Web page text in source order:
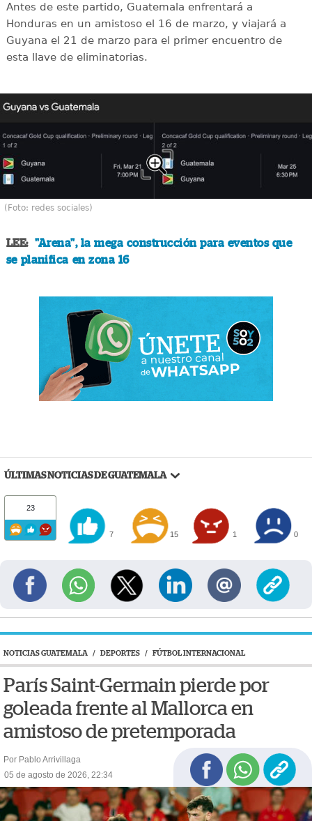
Antes de este partido, Guatemala enfrentará a
Honduras en un amistoso el 16 de marzo, y viajará a
Guyana el 21 de marzo para el primer encuentro de
esta llave de eliminatorias.
(Foto: redes sociales)
LEE:"Arena", la mega construcción para eventos que
se planifica en zona 16
ÚLTIMAS NOTICIAS DE GUATEMALA
23
7 15 1 0
NOTICIAS GUATEMALA / DEPORTES / FÚTBOL INTERNACIONAL
París Saint-Germain pierde por
goleada frente al Mallorca en
amistoso de pretemporada
Por Pablo Arrivillaga
05 de agosto de 2026, 22:34